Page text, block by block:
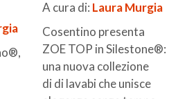
A cura di: Laura Murgia
Cosentino presenta
ZOE TOP in Silestone®:
una nuova collezione
di di lavabi che unisce